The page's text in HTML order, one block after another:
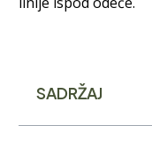
SADRŽAJ